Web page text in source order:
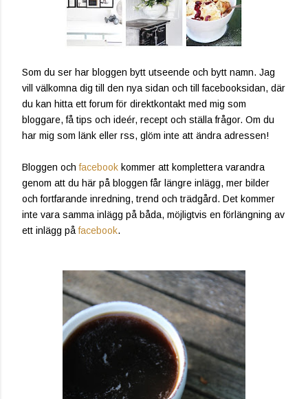
Som du ser har bloggen bytt utseende och bytt namn. Jag
vill välkomna dig till den nya sidan och till facebooksidan, där
du kan hitta ett forum för direktkontakt med mig som
bloggare, få tips och ideér, recept och ställa frågor. Om du
har mig som länk eller rss, glöm inte att ändra adressen!
Bloggen ochfacebook kommer att komplettera varandra
genom att du här på bloggen får längre inlägg, mer bilder
och fortfarande inredning, trend och trädgård. Det kommer
inte vara samma inlägg på båda, möjligtvis en förlängning av
ett inlägg påfacebook.